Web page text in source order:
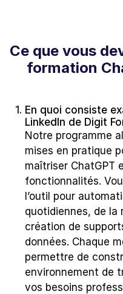
Ce que vous
formation
1. En quoi consiste
LinkedIn de Digit
Notre programme
mises en pratique
maîtriser ChatGPT
fonctionnalités.
l’outil pour
quotidiennes, de la
création de
données. Chaque
permettre de
environnement de
vos besoins